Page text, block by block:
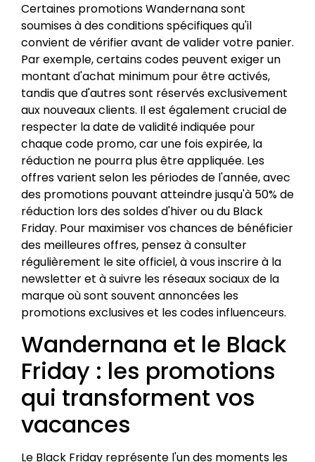
Certaines promotions Wandernana sont
soumises à des conditions spécifiques qu'il
convient de vérifier avant de valider votre panier.
Par exemple, certains codes peuvent exiger un
montant d'achat minimum pour être activés,
tandis que d'autres sont réservés exclusivement
aux nouveaux clients. Il est également crucial de
respecter la date de validité indiquée pour
chaque code promo, car une fois expirée, la
réduction ne pourra plus être appliquée. Les
offres varient selon les périodes de l'année, avec
des promotions pouvant atteindre jusqu'à 50% de
réduction lors des soldes d'hiver ou du Black
Friday. Pour maximiser vos chances de bénéficier
des meilleures offres, pensez à consulter
régulièrement le site officiel, à vous inscrire à la
newsletter et à suivre les réseaux sociaux de la
marque où sont souvent annoncées les
promotions exclusives et les codes influenceurs.
Wandernana et le Black
Friday : les promotions
qui transforment vos
vacances
Le Black Friday représente l'un des moments les